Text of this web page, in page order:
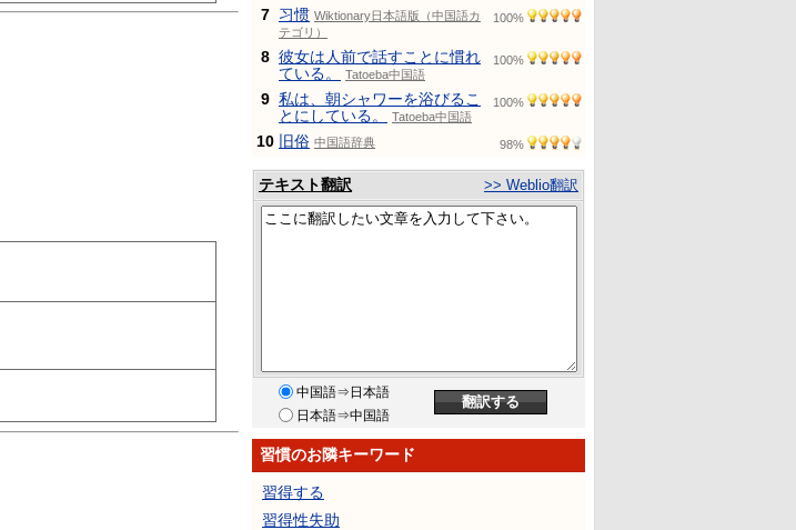
7 习惯 Wiktionary日本語版（中国語カ
テゴリ）
100%
8 彼女は人前で話すことに慣れ
ている。
Tatoeba中国語
100%
9 私は、朝シャワーを浴びるこ
とにしている。
Tatoeba中国語
100%
10 旧俗 中国語辞典 98%
テキスト翻訳 >> Weblio翻訳
中国語⇒日本語
日本語⇒中国語
習慣のお隣キーワード
習得する
習得性失助